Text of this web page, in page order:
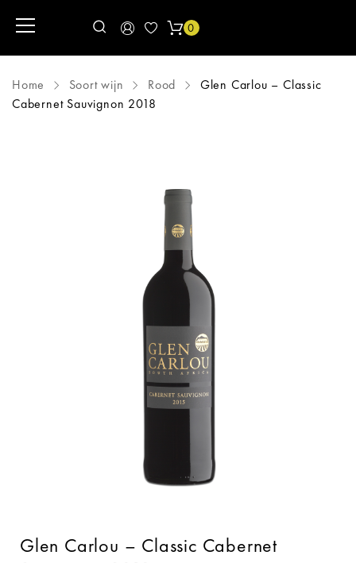
0
Home Soort wijn Rood
Glen Carlou – Classic
Cabernet Sauvignon 2018
Glen Carlou – Classic Cabernet